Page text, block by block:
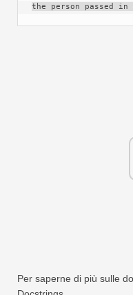
the person passed in
Per saperne di più sulle